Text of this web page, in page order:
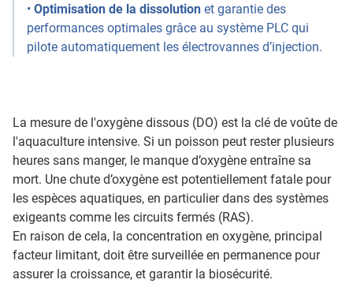
• Optimisation de la dissolution et garantie des
performances optimales grâce au système PLC qui
pilote automatiquement les électrovannes d’injection.
La mesure de l'oxygène dissous (DO) est la clé de voûte de
l'aquaculture intensive. Si un poisson peut rester plusieurs
heures sans manger, le manque d’oxygène entraîne sa
mort. Une chute d’oxygène est potentiellement fatale pour
les espèces aquatiques, en particulier dans des systèmes
exigeants comme les circuits fermés (RAS).
En raison de cela, la concentration en oxygène, principal
facteur limitant, doit être surveillée en permanence pour
assurer la croissance, et garantir la biosécurité.